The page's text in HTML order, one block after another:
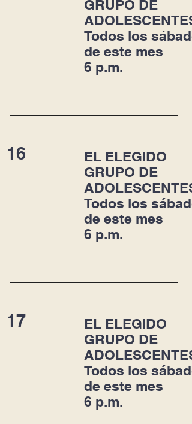
GRUPO DE
ADOLESCENTES
Todos los
de este mes
6 p.m.
16
EL ELEGIDO
GRUPO DE
ADOLESCENTES
Todos los
de este mes
6 p.m.
17
EL ELEGIDO
GRUPO DE
ADOLESCENTES
Todos los
de este mes
6 p.m.